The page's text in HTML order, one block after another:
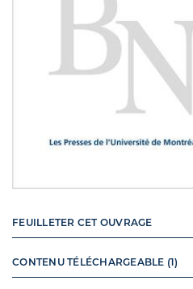
FEUILLETER CET OUVRAGE
CONTENU TÉLÉCHARGEABLE (1)